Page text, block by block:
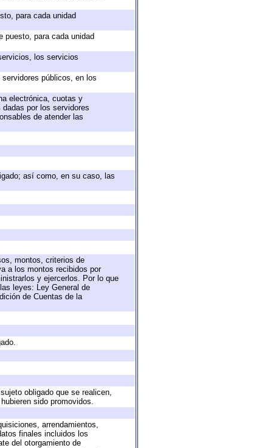
para cada unidad
para cada unidad
los servicios
públicos, en los
electrónica, cuotas y
por los servidores
de atender las
así como, en su caso, las
montos, criterios de
a los montos recibidos por
y ejercerlos. Por lo que
leyes: Ley General de
de Cuentas de la
obligado que se realicen,
sido promovidos.
arrendamientos,
finales incluidos los
del otorgamiento de